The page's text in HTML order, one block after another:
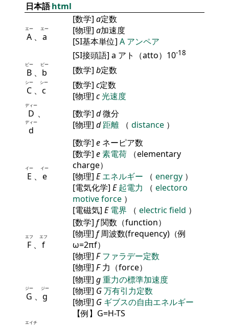
日本語html
A
エー
、 a
エー
[数学] a定数
[物理] a加速度
[SI基本単位] A アンペア
[SI接頭語] a アト（atto）10-18
B
ビー
、 b
ビー
[数学] b定数
C
シー
、 c
シー [数学] c定数
[物理] c光速度
D
ディー
、
d
ディー
[数学] d微分
[物理] d 距離 （ distance ）
E
イー
、 e
イー
[数学] e ネーピア数
[数学] e素電荷
（elementary
charge）
[物理] E エネルギー （ energy ）
[電気化学] E 起電力 （ electoro
motive force ）
[電磁気] E 電界 （ electric field ）
F
エフ
、 f
エフ
[数学] f関数（function）
[物理] f周波数(frequency)（例
ω=2πf）
[物理] F ファラデー定数
[物理] F力（force）
G
ジー
、 g
ジー
[物理] g重力の標準加速度
[物理] G万有引力定数
[物理] G ギブスの自由エネルギー
【例】G=H-TS
エイチ